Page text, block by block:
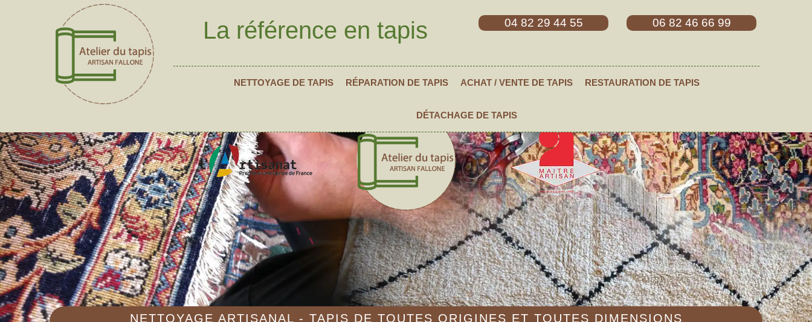
La référence en tapis 04 82 29 44 55 06 82 46 66 99
NETTOYAGE DE TAPIS RÉPARATION DE TAPIS ACHAT / VENTE DE TAPIS RESTAURATION DE TAPIS
DÉTACHAGE DE TAPIS
NETTOYAGE ARTISANAL - TAPIS DE TOUTES ORIGINES ET TOUTES DIMENSIONS